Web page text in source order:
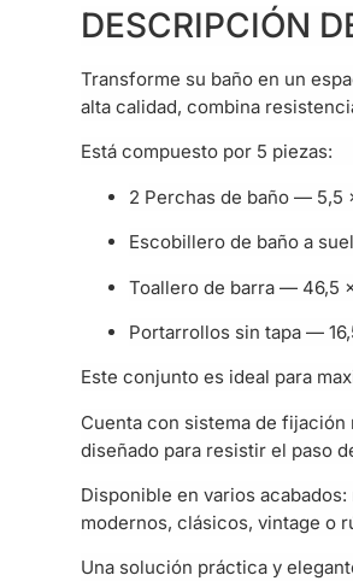
DESCRIPCIÓN
Transforme su baño en un
alta calidad, combina
Está compuesto por 5 piezas:
2 Perchas de baño — 5,5
Escobillero de baño a
Toallero de barra — 46,5
Portarrollos sin tapa —
Este conjunto es ideal para
Cuenta con sistema de fijación
diseñado para resistir el paso
Disponible en varios
modernos, clásicos, vintage o
Una solución práctica y